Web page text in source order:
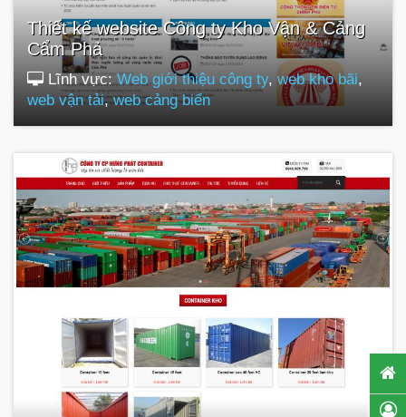
Thiết kế website Công ty Kho Vận & Cảng
Cẩm Phả
Lĩnh vực: Web giới thiệu công ty, web kho bãi,
web vận tải,web cảng biển